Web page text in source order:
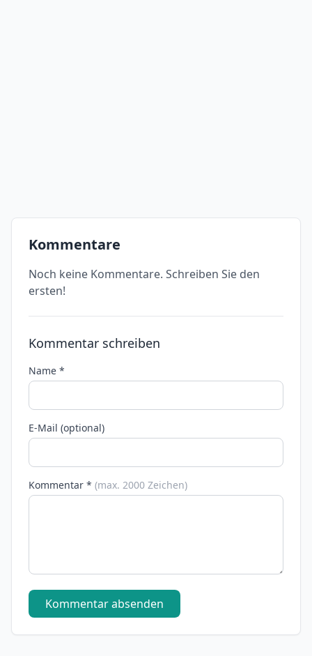
Kommentare
Noch keine Kommentare. Schreiben Sie den
ersten!
Kommentar schreiben
Name *
E-Mail (optional)
Kommentar * (max. 2000 Zeichen)
Kommentar absenden